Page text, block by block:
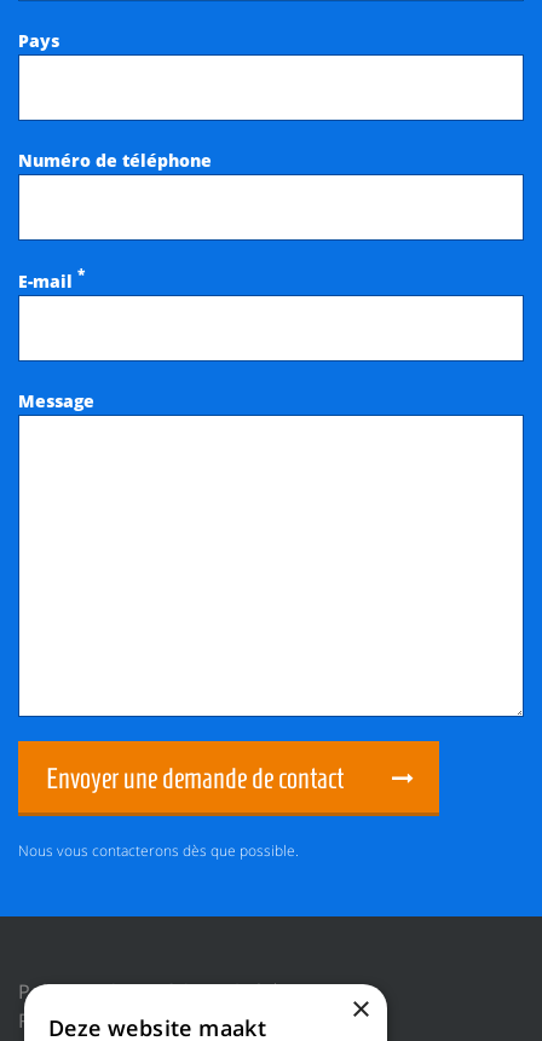
Pays
Numéro de téléphone
E-mail *
Message
Envoyer une demande de contact
Nous vous contacterons dès que possible.
Politique de confidentialité
Réinitialiser les cookies
×
Deze website maakt